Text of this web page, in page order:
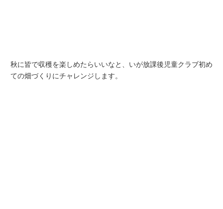
秋に皆で収穫を楽しめたらいいなと、いが放課後児童クラブ初め
ての畑づくりにチャレンジします。